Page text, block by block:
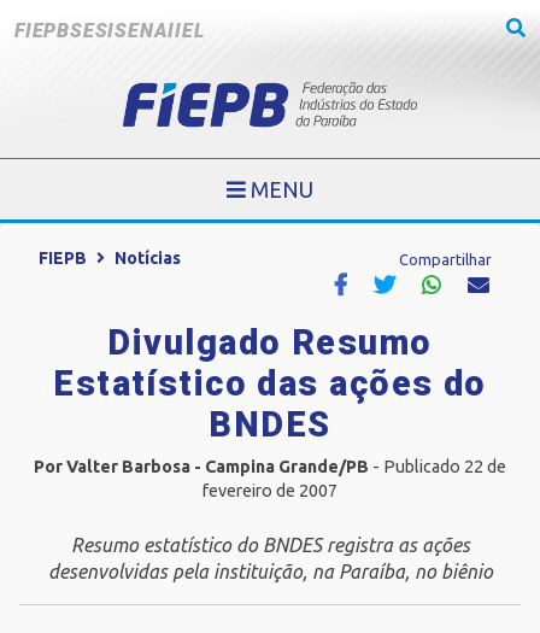
FIEPBSESISENAIIEL
MENU
FIEPB Notícias Compartilhar
Divulgado Resumo
Estatístico das ações do
BNDES
Por Valter Barbosa - Campina Grande/PB - Publicado 22 de
fevereiro de 2007
Resumo estatístico do BNDES registra as ações
desenvolvidas pela instituição, na Paraíba, no biênio